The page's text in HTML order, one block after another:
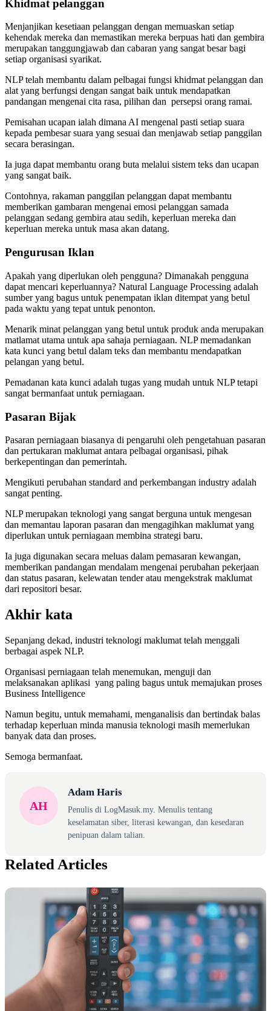
Khidmat pelanggan
Menjanjikan kesetiaan pelanggan dengan memuaskan setiap
kehendak mereka dan memastikan mereka berpuas hati dan gembira
merupakan tanggungjawab dan cabaran yang sangat besar bagi
setiap organisasi syarikat.
NLP telah membantu dalam pelbagai fungsi khidmat pelanggan dan
alat yang berfungsi dengan sangat baik untuk mendapatkan
pandangan mengenai cita rasa, pilihan dan persepsi orang ramai.
Pemisahan ucapan ialah dimana AI mengenal pasti setiap suara
kepada pembesar suara yang sesuai dan menjawab setiap panggilan
secara berasingan.
Ia juga dapat membantu orang buta melalui sistem teks dan ucapan
yang sangat baik.
Contohnya, rakaman panggilan pelanggan dapat membantu
memberikan gambaran mengenai emosi pelanggan samada
pelanggan sedang gembira atau sedih, keperluan mereka dan
keperluan mereka untuk masa akan datang.
Pengurusan Iklan
Apakah yang diperlukan oleh pengguna? Dimanakah pengguna
dapat mencari keperluannya? Natural Language Processing adalah
sumber yang bagus untuk penempatan iklan ditempat yang betul
pada waktu yang tepat untuk penonton.
Menarik minat pelanggan yang betul untuk produk anda merupakan
matlamat utama untuk apa sahaja perniagaan. NLP memadankan
kata kunci yang betul dalam teks dan membantu mendapatkan
pelangan yang betul.
Pemadanan kata kunci adalah tugas yang mudah untuk NLP tetapi
sangat bermanfaat untuk perniagaan.
Pasaran Bijak
Pasaran perniagaan biasanya di pengaruhi oleh pengetahuan pasaran
dan pertukaran maklumat antara pelbagai organisasi, pihak
berkepentingan dan pemerintah.
Mengikuti perubahan standard and perkembangan industry adalah
sangat penting.
NLP merupakan teknologi yang sangat berguna untuk mengesan
dan memantau laporan pasaran dan mengagihkan maklumat yang
diperlukan untuk perniagaan membina strategi baru.
Ia juga digunakan secara meluas dalam pemasaran kewangan,
memberikan pandangan mendalam mengenai perubahan pekerjaan
dan status pasaran, kelewatan tender atau mengekstrak maklumat
dari repositori besar.
Akhir kata
Sepanjang dekad, industri teknologi maklumat telah menggali
berbagai aspek NLP.
Organisasi perniagaan telah menemukan, menguji dan
melaksanakan aplikasi yang paling bagus untuk memajukan proses
Business Intelligence
Namun begitu, untuk memahami, menganalisis dan bertindak balas
terhadap keperluan minda manusia teknologi masih memerlukan
banyak data dan proses.
Semoga bermanfaat.
AH
Adam Haris
Penulis di LogMasuk.my. Menulis tentang
keselamatan siber, literasi kewangan, dan kesedaran
penipuan dalam talian.
Related Articles